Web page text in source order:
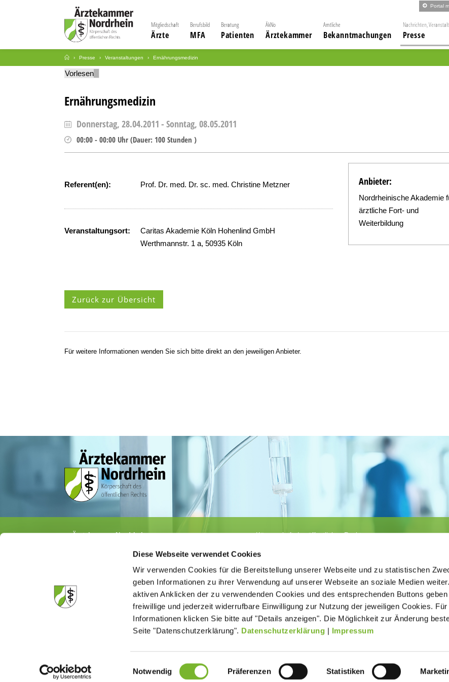
Diese Webseite verwendet Cookies
Wir verwenden Cookies für die Bereitstellung unserer Webseite und zu statistischen
geben Informationen zu ihrer Verwendung auf unserer Webseite an soziale Medien
aktiven Anklicken der zu verwendenden Cookies und des entsprechenden Buttons
freiwillige und jederzeit widerrufbare Einwilligung zur Nutzung der jeweiligen Cookies. Für
Informationen klicken Sie bitte auf "Details anzeigen". Die Möglichkeit zur Änderung
Seite "Datenschutzerklärung". Datenschutzerklärung | Impressum
Einwilligungsauswahl
Notwendig Präferenzen Statistiken
Portal
Mitgliedschaft
Ärzte
Berufsbild
MFA
Beratung
Patienten
ÄkNo
Ärztekammer
Amtliche
Bekanntmachungen
Nachrichten,
Presse
Presse Veranstaltungen Ernährungsmedizin
Vorlesen
Ernährungsmedizin
Donnerstag, 28.04.2011 - Sonntag, 08.05.2011
00:00 - 00:00 Uhr (Dauer: 100 Stunden )
Referent(en): Prof. Dr. med. Dr. sc. med. Christine Metzner
Veranstaltungsort:
Caritas Akademie Köln Hohenlind GmbH
Werthmannstr. 1 a, 50935 Köln
Anbieter:
Nordrheinische Akademie
ärztliche Fort- und
Weiterbildung
Zurück zur Übersicht
Für weitere Informationen wenden Sie sich bitte direkt an den jeweiligen Anbieter.
Ärztekammer Nordrhein
· Fax 0211 / 4302 2009
aerztekammer@aekno.de
Körperschaft des öffentlichen Rechts
Die Medizinsuchmaschine "Medisuch" bestätigt der
Ärztekammer Nordrhein, dass die Homepage ohne
Kontakt